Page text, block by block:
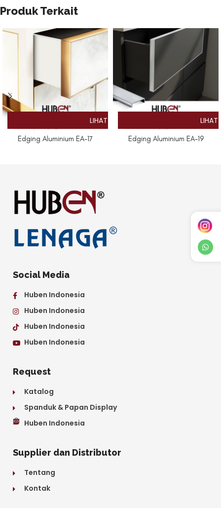
Produk Terkait
Edging Aluminium EA-17 Edging Aluminium EA-19
Social Media
Huben Indonesia
Huben Indonesia
Huben Indonesia
Huben Indonesia
Request
Katalog
Spanduk & Papan Display
Huben Indonesia
Supplier dan Distributor
Tentang
Kontak